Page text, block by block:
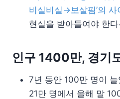
비실비실→보살핌’의 사
현실을 받아들여야 한
인구 1400만, 경기
7년 동안 100만 명이
21만 명에서 올해 말